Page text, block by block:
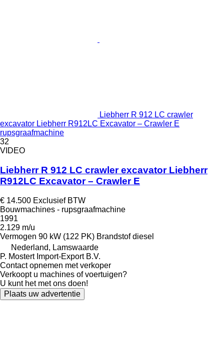
Liebherr R 912 LC crawler
excavator Liebherr R912LC Excavator – Crawler E
rupsgraafmachine
32
VIDEO
Liebherr R 912 LC crawler excavator Liebherr
R912LC Excavator – Crawler E
€ 14.500 Exclusief BTW
Bouwmachines - rupsgraafmachine
1991
2.129 m/u
Vermogen 90 kW (122 PK) Brandstof diesel
Nederland, Lamswaarde
P. Mostert Import-Export B.V.
Contact opnemen met verkoper
Verkoopt u machines of voertuigen?
U kunt het met ons doen!
Plaats uw advertentie